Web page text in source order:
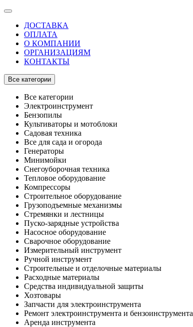
ДОСТАВКА
ОПЛАТА
О КОМПАНИИ
ОРГАНИЗАЦИЯМ
КОНТАКТЫ
Все категории
Все категории
Электроинструмент
Бензопилы
Культиваторы и мотоблоки
Садовая техника
Все для сада и огорода
Генераторы
Минимойки
Снегоуборочная техника
Тепловое оборудование
Компрессоры
Строительное оборудование
Грузоподъемные механизмы
Стремянки и лестницы
Пуско-зарядные устройства
Насосное оборудование
Сварочное оборудование
Измерительный инструмент
Ручной инструмент
Строительные и отделочные материалы
Расходные материалы
Средства индивидуальной защиты
Хозтовары
Запчасти для электроинструмента
Ремонт электроинструмента и бензоинструмента
Аренда инструмента